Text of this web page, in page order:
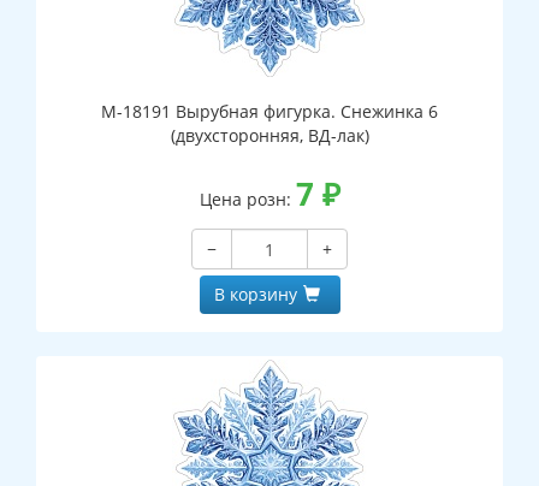
М-18191 Вырубная фигурка. Снежинка 6
(двухсторонняя, ВД-лак)
Цена розн: 7 ₽
−
+
В корзину